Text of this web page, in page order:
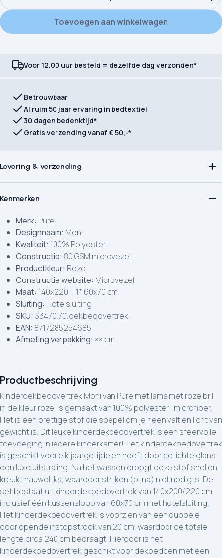
Productbeschrijving
Kinderdekbedovertrek Moni van Pure met lama met roze bril,
in de kleur roze, is gemaakt van 100% polyester -microfiber.
Het is een prettige stof die soepel om je heen valt en licht van
gewicht is. Dit leuke kinderdekbedovertrek is een sfeervolle
toevoeging in iedere kinderkamer! Het kinderdekbedovertrek
is geschikt voor elk jaargetijde en heeft door de lichte glans
een luxe uitstraling. Na het wassen droogt deze stof snel en
kreukt nauwelijks, waardoor strijken (bijna) niet nodig is. De
set bestaat uit kinderdekbedovertrek van 140x200/220 cm
inclusief één kussensloop van 60x70 cm met hotelsluiting.
Het kinderdekbedovertrek is voorzien van een dubbele
doorlopende instopstrook van 20 cm, waardoor de totale
lengte circa 240 cm bedraagt. Hierdoor is het
kinderdekbedovertrek geschikt voor dekbedden met een
Toevoegen aan winkelwagen
Voor 12.00 uur besteld = dezelfde dag verzonden*
Betrouwbaar
Al ruim 50 jaar ervaring in bedtextiel
30 dagen bedenktijd*
Gratis verzending vanaf € 50,-*
Levering & verzending
Kenmerken
Merk: Pure
Designnaam: Moni
Kwaliteit: 100% Polyester
Constructie: 80 GSM microvezel
Productkleur: Roze
Constructie website: Microvezel
Maat: 140x220 + 1* 60x70 cm
Sluiting: Hotelsluiting
SKU: 33470.70.dekbedovertrek
EAN: 8717285254685
Afmeting verpakking: ×× cm